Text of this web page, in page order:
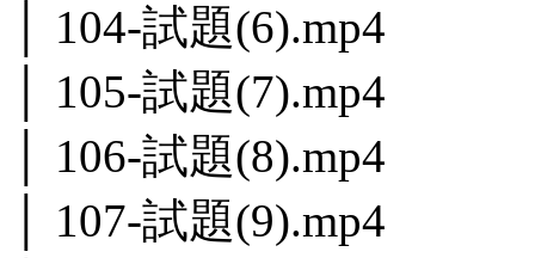
│ 104-試題(6).mp4
│ 105-試題(7).mp4
│ 106-試題(8).mp4
│ 107-試題(9).mp4